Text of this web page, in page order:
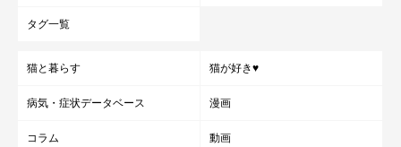
タグ一覧
猫と暮らす 猫が好き♥
病気・症状データベース 漫画
コラム 動画